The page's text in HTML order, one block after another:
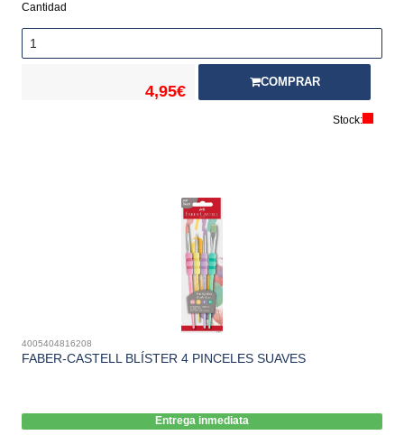
Cantidad
4,95€
COMPRAR
Stock:
4005404816208
FABER-CASTELL BLÍSTER 4 PINCELES SUAVES
Entrega inmediata